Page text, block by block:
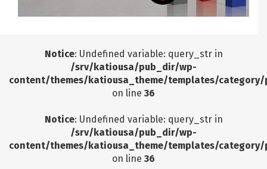
Notice: Undefined variable: query_str in
/srv/katiousa/pub_dir/wp-
content/themes/katiousa_theme/templates/
on line 36
Notice: Undefined variable: query_str in
/srv/katiousa/pub_dir/wp-
content/themes/katiousa_theme/templates/
on line 36